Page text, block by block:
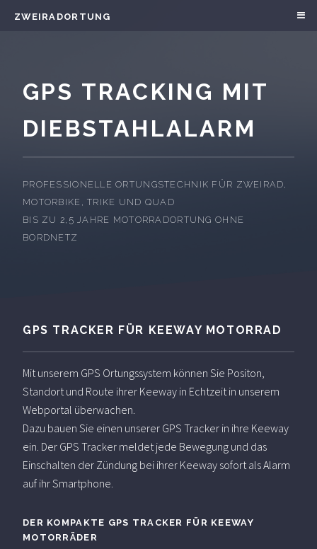
ZWEIRADORTUNG
GPS TRACKING MIT
DIEBSTAHLALARM
PROFESSIONELLE ORTUNGSTECHNIK FÜR ZWEIRAD,
MOTORBIKE, TRIKE UND QUAD
BIS ZU 2,5 JAHRE MOTORRADORTUNG OHNE
BORDNETZ
GPS TRACKER FÜR KEEWAY MOTORRAD
Mit unserem GPS Ortungssystem können Sie Positon,
Standort und Route ihrer Keeway in Echtzeit in unserem
Webportal überwachen.
Dazu bauen Sie einen unserer GPS Tracker in ihre Keeway
ein. Der GPS Tracker meldet jede Bewegung und das
Einschalten der Zündung bei ihrer Keeway sofort als Alarm
auf ihr Smartphone.
DER KOMPAKTE GPS TRACKER FÜR KEEWAY
MOTORRÄDER